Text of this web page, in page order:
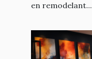
en remodelant...